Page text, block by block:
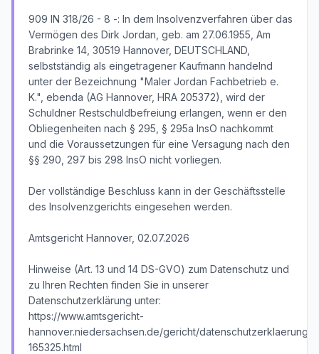
909 IN 318/26 - 8 -: In dem Insolvenzverfahren über das
Vermögen des Dirk Jordan, geb. am 27.06.1955, Am
Brabrinke 14, 30519 Hannover, DEUTSCHLAND,
selbstständig als eingetragener Kaufmann handelnd
unter der Bezeichnung "Maler Jordan Fachbetrieb e.
K.", ebenda (AG Hannover, HRA 205372), wird der
Schuldner Restschuldbefreiung erlangen, wenn er den
Obliegenheiten nach § 295, § 295a InsO nachkommt
und die Voraussetzungen für eine Versagung nach den
§§ 290, 297 bis 298 InsO nicht vorliegen.
Der vollständige Beschluss kann in der Geschäftsstelle
des Insolvenzgerichts eingesehen werden.
Amtsgericht Hannover, 02.07.2026
Hinweise (Art. 13 und 14 DS-GVO) zum Datenschutz und
zu Ihren Rechten finden Sie in unserer
Datenschutzerklärung unter:
https://www.amtsgericht-
hannover.niedersachsen.de/gericht/datenschutzerklaerung/
165325.html